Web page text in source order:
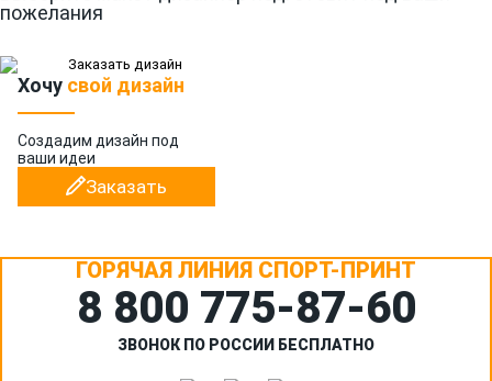
пожелания
Хочу свой дизайн
Создадим дизайн под
ваши идеи
Заказать
ГОРЯЧАЯ ЛИНИЯ СПОРТ-ПРИНТ
8 800 775‑87-60
ЗВОНОК ПО РОССИИ БЕСПЛАТНО